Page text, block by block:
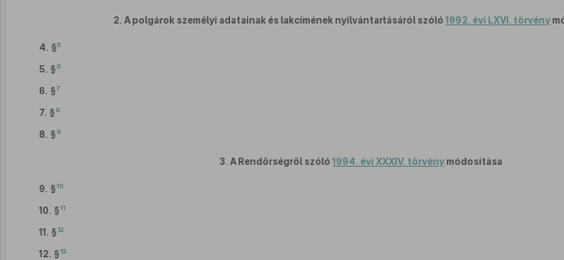
2. A polgárok személyi adatainak és lakcímének nyilvántartásáról szóló1992. évi LXVI. törvény
4. §5
5. § 6
6. §7
7. § 8
8. § 9
3. A Rendőrségről szóló1994. évi XXXIV. törvénymódosítása
9. § 10
10. § 11
11. § 12
12. § 13